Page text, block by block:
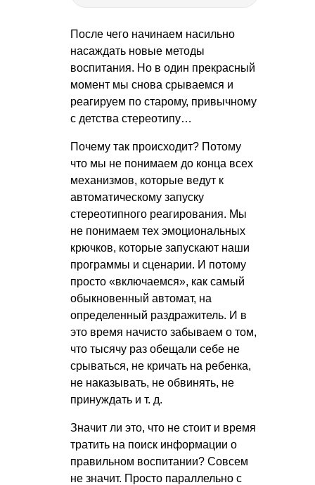
После чего начинаем насильно
насаждать новые методы
воспитания. Но в один прекрасный
момент мы снова срываемся и
реагируем по старому, привычному
с детства стереотипу…
Почему так происходит? Потому
что мы не понимаем до конца всех
механизмов, которые ведут к
автоматическому запуску
стереотипного реагирования. Мы
не понимаем тех эмоциональных
крючков, которые запускают наши
программы и сценарии. И потому
просто «включаемся», как самый
обыкновенный автомат, на
определенный раздражитель. И в
это время начисто забываем о том,
что тысячу раз обещали себе не
срываться, не кричать на ребенка,
не наказывать, не обвинять, не
принуждать и т. д.
Значит ли это, что не стоит и время
тратить на поиск информации о
правильном воспитании? Совсем
не значит. Просто параллельно с